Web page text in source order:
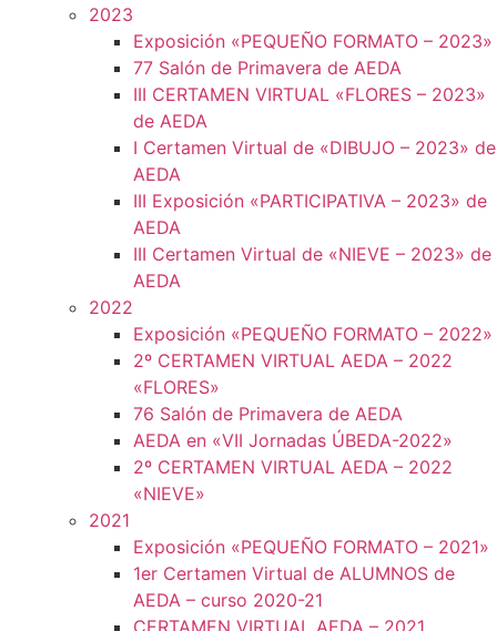
2023
Exposición «PEQUEÑO FORMATO – 2023»
77 Salón de Primavera de AEDA
III CERTAMEN VIRTUAL «FLORES – 2023»
de AEDA
I Certamen Virtual de «DIBUJO – 2023» de
AEDA
III Exposición «PARTICIPATIVA – 2023» de
AEDA
III Certamen Virtual de «NIEVE – 2023» de
AEDA
2022
Exposición «PEQUEÑO FORMATO – 2022»
2º CERTAMEN VIRTUAL AEDA – 2022
«FLORES»
76 Salón de Primavera de AEDA
AEDA en «VII Jornadas ÚBEDA-2022»
2º CERTAMEN VIRTUAL AEDA – 2022
«NIEVE»
2021
Exposición «PEQUEÑO FORMATO – 2021»
1er Certamen Virtual de ALUMNOS de
AEDA – curso 2020-21
CERTAMEN VIRTUAL AEDA – 2021